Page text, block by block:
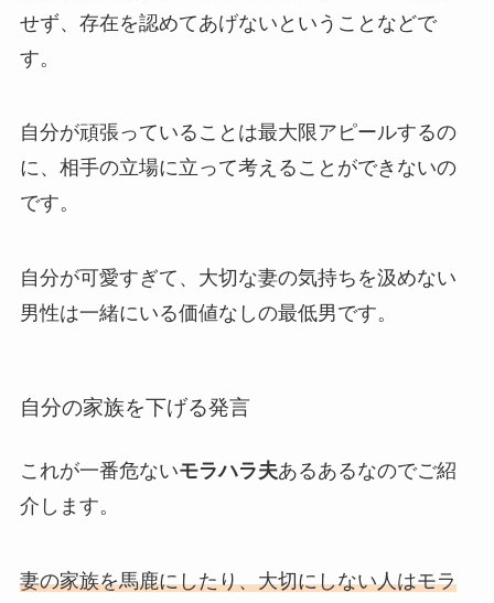
せず、存在を認めてあげないということなどで
す。
自分が頑張っていることは最大限アピールするの
に、相手の立場に立って考えることができないの
です。
自分が可愛すぎて、大切な妻の気持ちを汲めない
男性は一緒にいる価値なしの最低男です。
自分の家族を下げる発言
これが一番危ないモラハラ夫あるあるなのでご紹
介します。
妻の家族を馬鹿にしたり、大切にしない人はモラ